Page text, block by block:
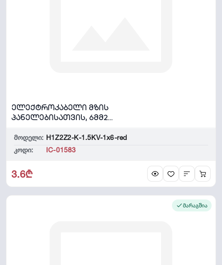
ელექტროკაბელი მზის
პანელებისათვის, 6მმ2
მოდელი: H1Z2Z2-K-1.5KV-1x6-red
კოდი:
IC-01583
3.6₾
მარაგშია